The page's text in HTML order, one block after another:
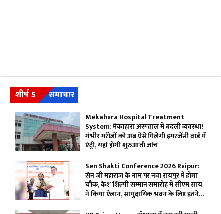
शीर्ष 5 समाचार
Mekahara Hospital Treatment
System: मेकाहारा अस्पताल में बदली व्यवस्था!
गंभीर मरीजों को अब ऐसे मिलेगी इमरजेंसी वार्ड में
एंट्री, यहां होगी शुरुआती जांच
Sen Shakti Conference 2026 Raipur:
सेन जी महाराज के नाम पर नवा रायपुर में होगा
चौक, केश शिल्पी सम्मान समारोह में सीएम साय
ने किया ऐलान, सामुदायिक भवन के लिए इतने
लाख रुपए देगी सरकार